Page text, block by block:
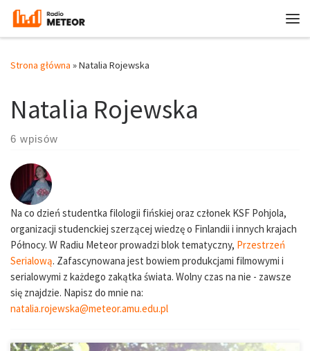
Przejdź do treści
Strona główna »Natalia Rojewska
Natalia Rojewska
6 wpisów
Na co dzień studentka filologii fińskiej oraz członek KSF Pohjola,
organizacji studenckiej szerzącej wiedzę o Finlandii i innych krajach
Północy. W Radiu Meteor prowadzi blok tematyczny, Przestrzeń
Serialową. Zafascynowana jest bowiem produkcjami filmowymi i
serialowymi z każdego zakątka świata. Wolny czas na nie - zawsze
się znajdzie. Napisz do mnie na:
natalia.rojewska@meteor.amu.edu.pl